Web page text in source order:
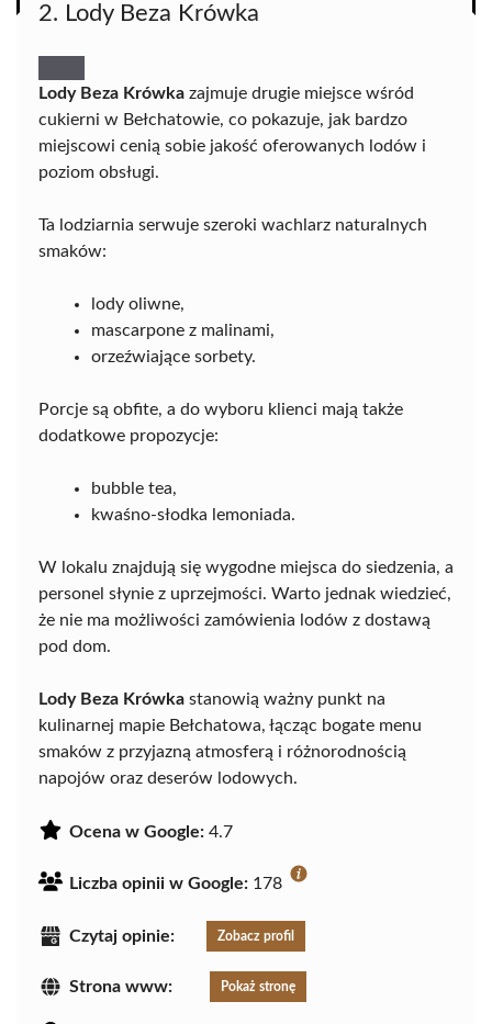
2. Lody Beza Krówka
Lody Beza Krówka zajmuje drugie miejsce wśród
cukierni w Bełchatowie, co pokazuje, jak bardzo
miejscowi cenią sobie jakość oferowanych lodów i
poziom obsługi.
Ta lodziarnia serwuje szeroki wachlarz naturalnych
smaków:
lody oliwne,
mascarpone z malinami,
orzeźwiające sorbety.
Porcje są obfite, a do wyboru klienci mają także
dodatkowe propozycje:
bubble tea,
kwaśno-słodka lemoniada.
W lokalu znajdują się wygodne miejsca do siedzenia, a
personel słynie z uprzejmości. Warto jednak wiedzieć,
że nie ma możliwości zamówienia lodów z dostawą
pod dom.
Lody Beza Krówka stanowią ważny punkt na
kulinarnej mapie Bełchatowa, łącząc bogate menu
smaków z przyjazną atmosferą i różnorodnością
napojów oraz deserów lodowych.
Ocena w Google: 4.7
Liczba opinii w Google: 178
Czytaj opinie: Zobacz profil
Strona www: Pokaż stronę